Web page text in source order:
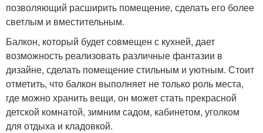
позволяющий расширить помещение, сделать его более
светлым и вместительным.
Балкон, который будет совмещен с кухней, дает
возможность реализовать различные фантазии в
дизайне, сделать помещение стильным и уютным. Стоит
отметить, что балкон выполняет не только роль места,
где можно хранить вещи, он может стать прекрасной
детской комнатой, зимним садом, кабинетом, уголком
для отдыха и кладовкой.